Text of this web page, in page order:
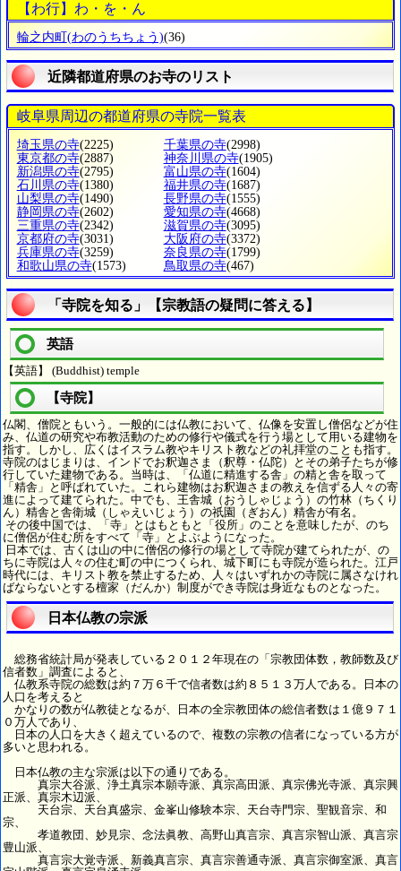
【わ行】わ・を・ん
輪之内町 (わのうちちょう)(36)
近隣都道府県のお寺のリスト
岐阜県周辺の都道府県の寺院一覧表
埼玉県の寺(2225) 千葉県の寺(2998)
東京都の寺(2887) 神奈川県の寺(1905)
新潟県の寺(2795) 富山県の寺(1604)
石川県の寺(1380) 福井県の寺(1687)
山梨県の寺(1490) 長野県の寺(1555)
静岡県の寺(2602) 愛知県の寺(4668)
三重県の寺(2342) 滋賀県の寺(3095)
京都府の寺(3031) 大阪府の寺(3372)
兵庫県の寺(3259) 奈良県の寺(1799)
和歌山県の寺(1573) 鳥取県の寺(467)
「寺院を知る」【宗教語の疑問に答える】
英語
【英語】 (Buddhist) temple
【寺院】
仏閣、僧院ともいう。一般的には仏教において、仏像を安置し僧侶などが住
み、仏道の研究や布教活動のための修行や儀式を行う場として用いる建物を
指す。しかし、広くはイスラム教やキリスト教などの礼拝堂のことも指す。
寺院のはじまりは、インドでお釈迦さま（釈尊・仏陀）とその弟子たちが修
行していた建物である。当時は、「仏道に精進する舎」の精と舎を取って
「精舎」と呼ばれていた。これら建物はお釈迦さまの教えを信ずる人々の寄
進によって建てられた。中でも、王舎城（おうしゃじょう）の竹林（ちくり
ん）精舎と舎衛城（しゃえいじょう）の祇園（ぎおん）精舎が有名。
その後中国では、「寺」とはもともと「役所」のことを意味したが、のち
に僧侶が住む所をすべて「寺」とよぶようになった。
日本では、古くは山の中に僧侶の修行の場として寺院が建てられたが、の
ちに寺院は人々の住む町の中につくられ、城下町にも寺院が造られた。江戸
時代には、キリスト教を禁止するため、人々はいずれかの寺院に属さなけれ
ばならないとする檀家（だんか）制度ができ寺院は身近なものとなった。
日本仏教の宗派
総務省統計局が発表している２０１２年現在の「宗教団体数，教師数及び
信者数」調査によると、
仏教系寺院の総数は約７万６千で信者数は約８５１３万人である。日本の
人口を考えると
かなりの数が仏教徒となるが、日本の全宗教団体の総信者数は１億９７１
０万人であり、
日本の人口を大きく超えているので、複数の宗教の信者になっている方が
多いと思われる。
日本仏教の主な宗派は以下の通りである。
真宗大谷派、浄土真宗本願寺派、真宗高田派、真宗佛光寺派、真宗興
正派、真宗木辺派、
天台宗、天台真盛宗、金峯山修験本宗、天台寺門宗、聖観音宗、和
宗、
孝道教団、妙見宗、念法眞教、高野山真言宗、真言宗智山派、真言宗
豊山派、
真言宗大覚寺派、新義真言宗、真言宗善通寺派、真言宗御室派、真言